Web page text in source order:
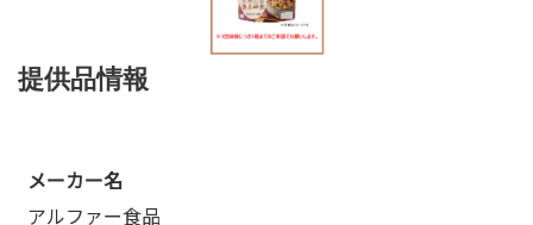
提供品情報
メーカー名
アルファー食品